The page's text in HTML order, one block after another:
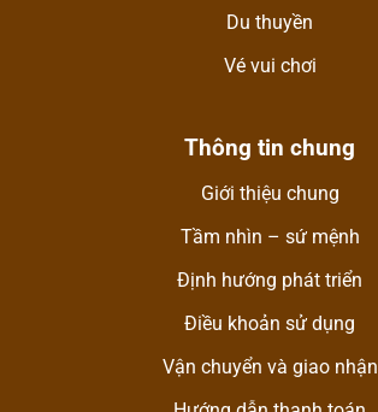
Du thuyền
Vé vui chơi
Thông tin chung
Giới thiệu chung
Tầm nhìn – sứ mệnh
Định hướng phát triển
Điều khoản sử dụng
Vận chuyển và giao nhận